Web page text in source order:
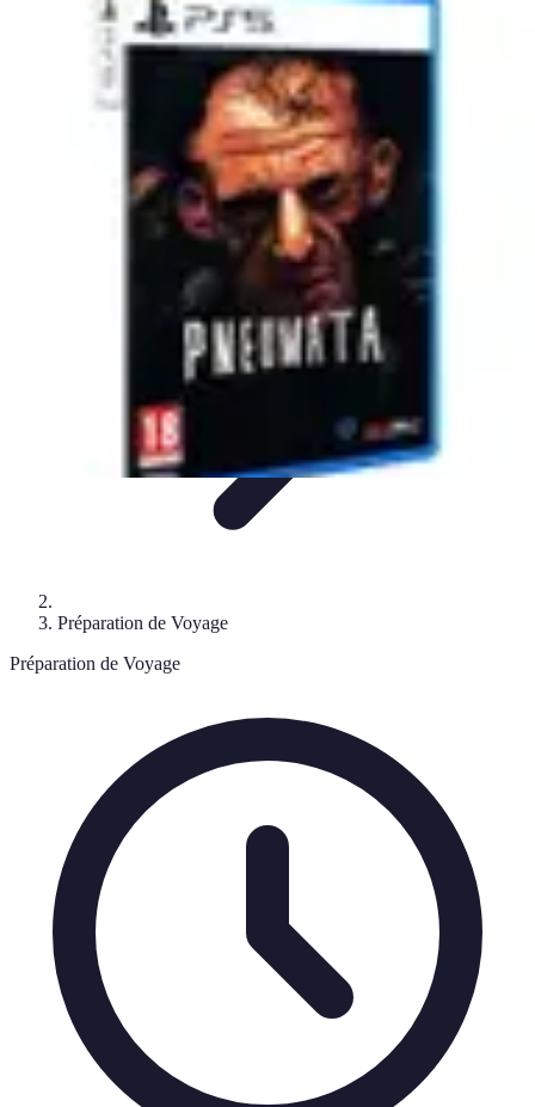
Globe Explore
Voyage DurableSécurité en voyageVoyage Écoresponsable
Conseils Pratiques
Préparation de Voyage
Préparation de Voyage